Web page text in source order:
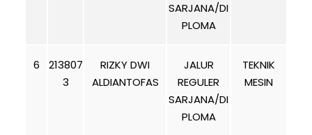
SARJANA/DI
PLOMA
6
213807
3
RIZKY DWI
ALDIANTOFAS
JALUR
REGULER
SARJANA/DI
PLOMA
TEKNIK
MESIN